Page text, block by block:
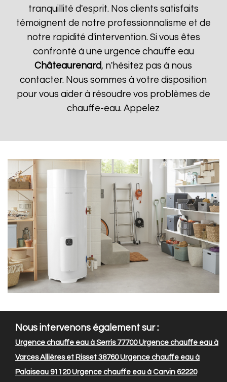
tranquillité d'esprit. Nos clients satisfaits
témoignent de notre professionnalisme et de
notre rapidité d'intervention. Si vous êtes
confronté à une urgence chauffe eau
Châteaurenard, n'hésitez pas à nous
contacter. Nous sommes à votre disposition
pour vous aider à résoudre vos problèmes de
chauffe-eau. Appelez
Nous intervenons également sur :
Urgence chauffe eau à Serris 77700Urgence chauffe eau à
Varces Allières et Risset 38760Urgence chauffe eau à
Palaiseau 91120Urgence chauffe eau à Carvin 62220